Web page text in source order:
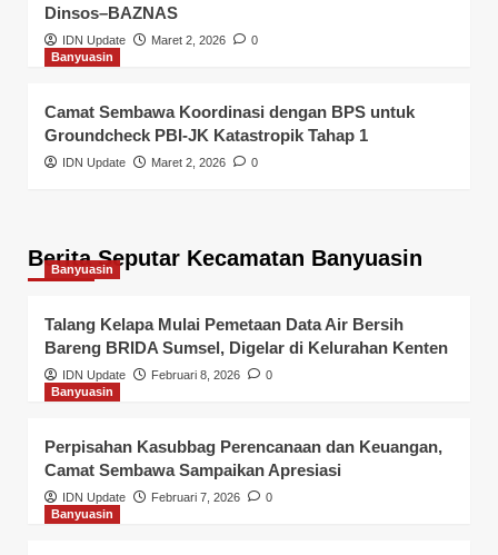
Dinsos–BAZNAS
IDN Update Maret 2, 2026
0
Banyuasin
Camat Sembawa Koordinasi dengan BPS untuk
Groundcheck PBI-JK Katastropik Tahap 1
IDN Update Maret 2, 2026 0
Berita Seputar Kecamatan Banyuasin
Banyuasin
Talang Kelapa Mulai Pemetaan Data Air Bersih
Bareng BRIDA Sumsel, Digelar di Kelurahan Kenten
IDN Update Februari 8, 2026
0
Banyuasin
Perpisahan Kasubbag Perencanaan dan Keuangan,
Camat Sembawa Sampaikan Apresiasi
IDN Update Februari 7, 2026
0
Banyuasin